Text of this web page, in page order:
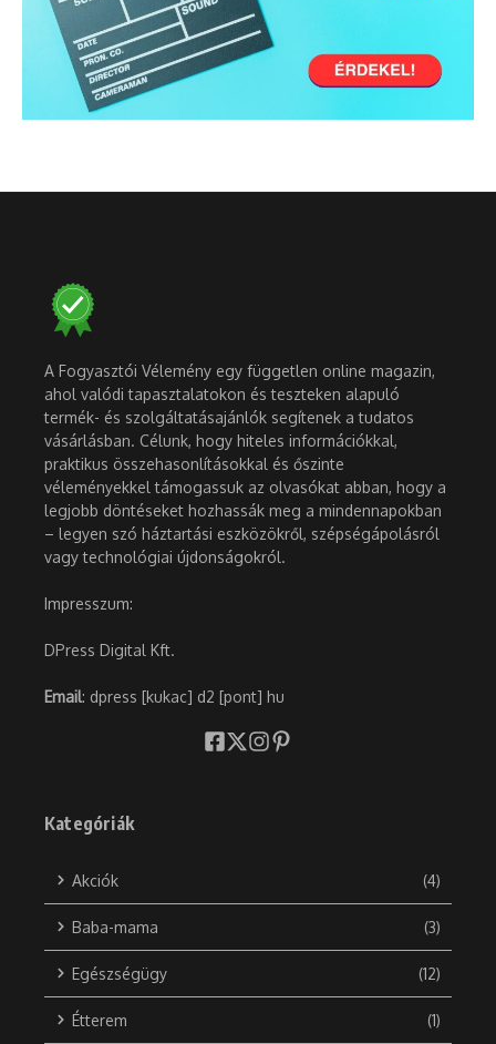
A Fogyasztói Vélemény egy független online magazin,
ahol valódi tapasztalatokon és teszteken alapuló
termék- és szolgáltatásajánlók segítenek a tudatos
vásárlásban. Célunk, hogy hiteles információkkal,
praktikus összehasonlításokkal és őszinte
véleményekkel támogassuk az olvasókat abban, hogy a
legjobb döntéseket hozhassák meg a mindennapokban
– legyen szó háztartási eszközökről, szépségápolásról
vagy technológiai újdonságokról.
Impresszum:
DPress Digital Kft.
Email: dpress [kukac] d2 [pont] hu
Kategóriák
Akciók (4)
Baba-mama (3)
Egészségügy (12)
Étterem (1)